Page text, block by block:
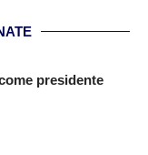
presidente